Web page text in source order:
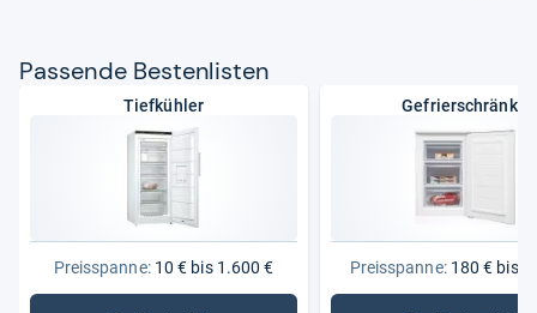
Pas­sende Bes­ten­lis­ten
Tiefkühler
Preisspanne:10 € bis 1.600 €
Gefrierschränke
Preisspanne:180 € bis